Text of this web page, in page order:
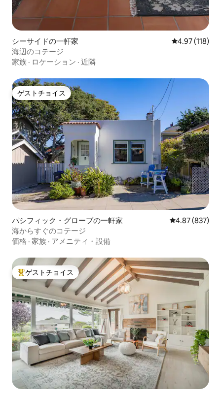
シーサイドの一軒家 レビュー118
4.97 (118)
海辺のコテージ
家族 · ロケーション · 近隣
ゲストチョイス
ゲストチョイス
パシフィック・グローブの一軒家 レビュー837
4.87 (837)
海からすぐのコテージ
価格 · 家族 · アメニティ・設備
大好評のゲストチョイスです。
ゲストチョイス